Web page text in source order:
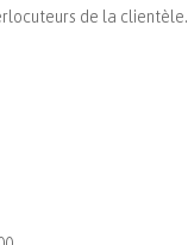
de la clientèle.